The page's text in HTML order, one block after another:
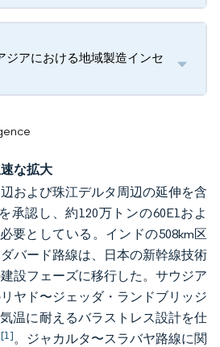
ジアにおける地域製造インセ
な拡大
および珠江デルタ周辺の延伸を含
承認し、約120万トンの60E1およ
要としている。インドの508km区
バード路線は、日本の新幹線技術
設フェーズに移行した。サウジア
ヤド〜ジェッダ・ランドブリッジ
温に耐えるバラストレス設計を仕
[1]。ジャカルタ〜スラバヤ路線に関